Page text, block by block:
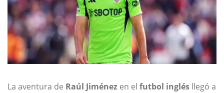
La aventura de Raúl Jiménez en el futbol inglés llegó a